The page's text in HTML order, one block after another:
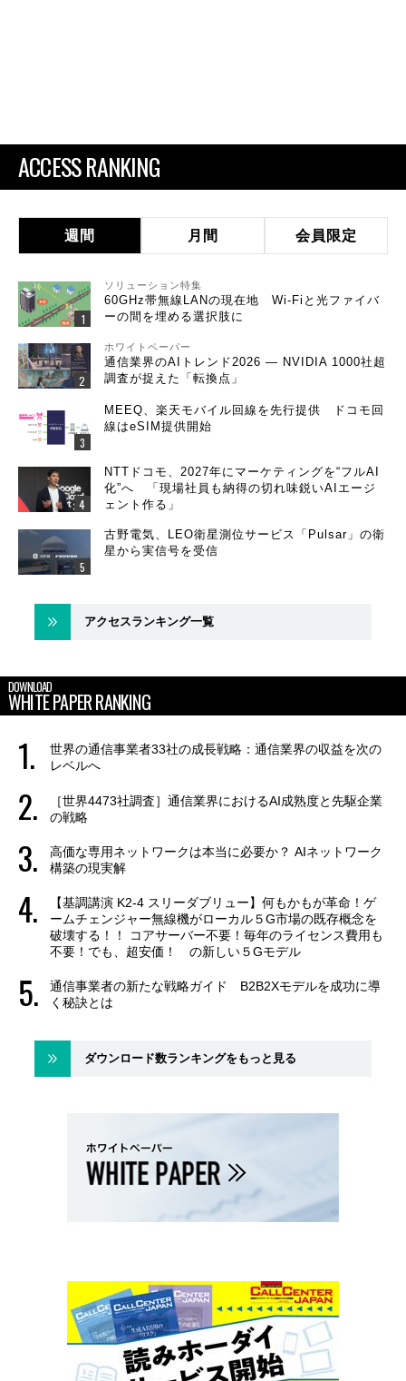
ACCESS RANKING
週間 月間 会員限定
ソリューション特集
60GHz帯無線LANの現在地 Wi-Fiと光ファイバ
ーの間を埋める選択肢に
ホワイトペーパー
通信業界のAIトレンド2026 ― NVIDIA 1000社超
調査が捉えた「転換点」
MEEQ、楽天モバイル回線を先行提供 ドコモ回
線はeSIM提供開始
NTTドコモ、2027年にマーケティングを“フルAI
化”へ 「現場社員も納得の切れ味鋭いAIエージ
ェント作る」
古野電気、LEO衛星測位サービス「Pulsar」の衛
星から実信号を受信
アクセスランキング一覧
DOWNLOAD
WHITE PAPER RANKING
世界の通信事業者33社の成長戦略：通信業界の収益を次の
レベルへ
［世界4473社調査］通信業界におけるAI成熟度と先駆企業
の戦略
高価な専用ネットワークは本当に必要か？ AIネットワーク
構築の現実解
【基調講演 K2-4 スリーダブリュー】何もかもが革命！ゲ
ームチェンジャー無線機がローカル５G市場の既存概念を
破壊する！！ コアサーバー不要！毎年のライセンス費用も
不要！でも、超安価！ の新しい５Gモデル
通信事業者の新たな戦略ガイド B2B2Xモデルを成功に導
く秘訣とは
ダウンロード数ランキングをもっと見る